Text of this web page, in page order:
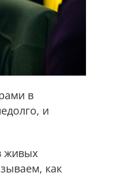
в
и
живых
как